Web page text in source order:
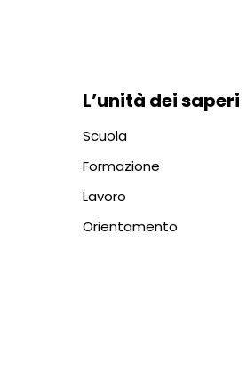
L’unità dei saperi
Scuola
Formazione
Lavoro
Orientamento